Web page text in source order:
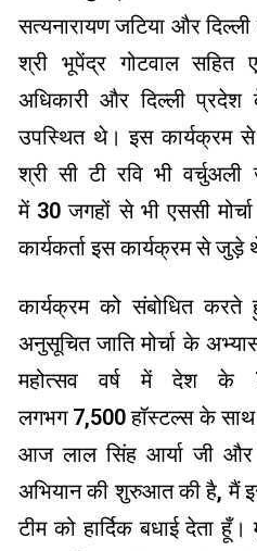
सत्यनारायण जटिया और
श्री भूपेंद्र गोटवाल सहित
अधिकारी और दिल्ली प्रदेश
उपस्थित थे। इस कार्यक्रम से
श्री सी टी रवि भी
में30जगहों से भी एससी
कार्यकर्ता इस कार्यक्रम से जुड़े
कार्यक्रम को संबोधित
अनुसूचित जाति मोर्चा के
महोत्सव वर्ष में देश के
लगभग7,500हॉस्टल्स के
आज लाल सिंह आर्या जी और
अभियान की शुरुआत की है,मैं
टीम को हार्दिक बधाई देता